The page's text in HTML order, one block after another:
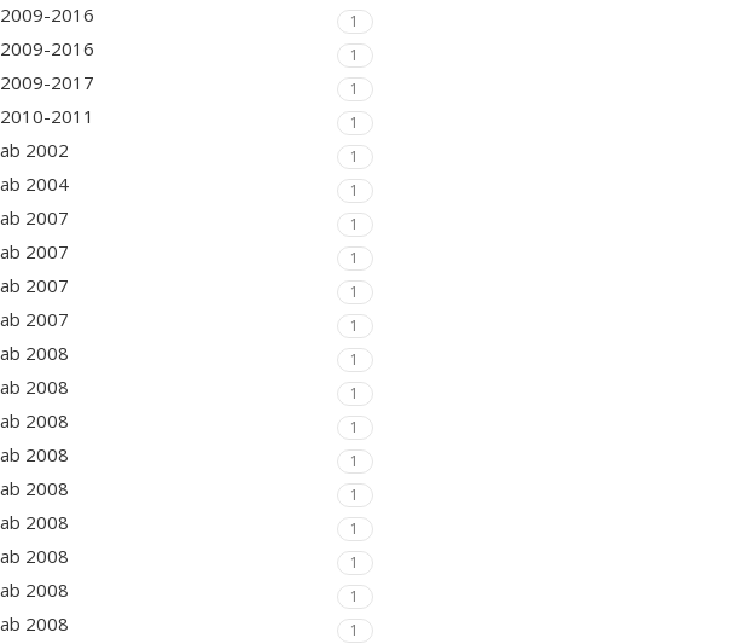
2009-2016 1
2009-2016 1
2009-2017 1
2010-2011 1
ab 2002 1
ab 2004 1
ab 2007 1
ab 2007 1
ab 2007 1
ab 2007 1
ab 2008 1
ab 2008 1
ab 2008 1
ab 2008 1
ab 2008 1
ab 2008 1
ab 2008 1
ab 2008 1
ab 2008 1